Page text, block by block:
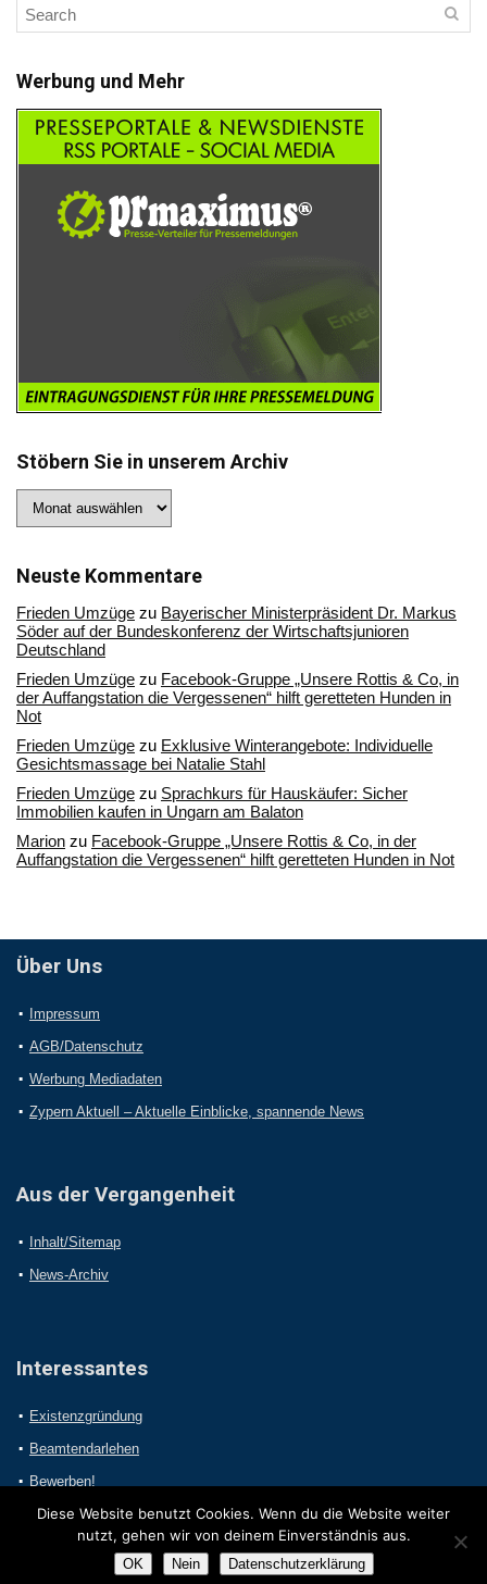
Werbung und Mehr
Stöbern Sie in unserem Archiv
Sie
Archiv
Neuste Kommentare
Frieden Umzüge zu Bayerischer Ministerpräsident Dr. Markus
Söder auf der Bundeskonferenz der Wirtschaftsjunioren
Deutschland
Frieden Umzüge zu Facebook-Gruppe „Unsere Rottis & Co, in
der Auffangstation die Vergessenen“ hilft geretteten Hunden in
Not
Frieden Umzüge zu Exklusive Winterangebote: Individuelle
Gesichtsmassage bei Natalie Stahl
Frieden Umzüge zu Sprachkurs für Hauskäufer: Sicher
Immobilien kaufen in Ungarn am Balaton
Marion zu Facebook-Gruppe „Unsere Rottis & Co, in der
Auffangstation die Vergessenen“ hilft geretteten Hunden in Not
Über Uns
Impressum
AGB/Datenschutz
Werbung Mediadaten
Zypern Aktuell – Aktuelle Einblicke, spannende News
Aus der Vergangenheit
Inhalt/Sitemap
News-Archiv
Interessantes
Existenzgründung
Beamtendarlehen
Bewerben!
2017 Online-Presseportal.com. Alle Rechte vorbehalten.
Diese Website benutzt Cookies. Wenn du die Website weiter
nutzt, gehen wir von deinem Einverständnis aus.
OK Nein Datenschutzerklärung